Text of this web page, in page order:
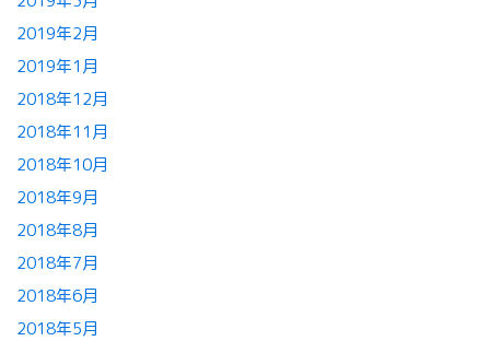
2019年2月
2019年1月
2018年12月
2018年11月
2018年10月
2018年9月
2018年8月
2018年7月
2018年6月
2018年5月